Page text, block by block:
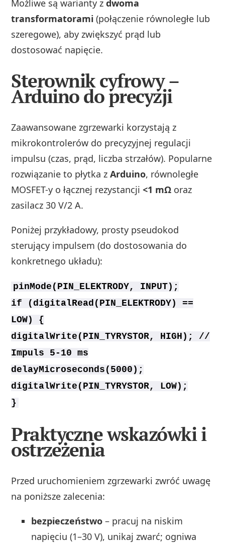
Możliwe są warianty zdwoma
transformatorami (połączenie równoległe lub
szeregowe), aby zwiększyć prąd lub
dostosować napięcie.
Sterownik cyfrowy –
Arduino do precyzji
Zaawansowane zgrzewarki korzystają z
mikrokontrolerów do precyzyjnej regulacji
impulsu (czas, prąd, liczba strzałów). Popularne
rozwiązanie to płytka zArduino, równoległe
MOSFET-y o łącznej rezystancji<1 mΩ oraz
zasilacz 30 V/2 A.
Poniżej przykładowy, prosty pseudokod
sterujący impulsem (do dostosowania do
konkretnego układu):
pinMode(PIN_ELEKTRODY, INPUT);
if (digitalRead(PIN_ELEKTRODY) ==
LOW) {
digitalWrite(PIN_TYRYSTOR, HIGH); //
Impuls 5-10 ms
delayMicroseconds(5000);
digitalWrite(PIN_TYRYSTOR, LOW);
}
Praktyczne wskazówki i
ostrzeżenia
Przed uruchomieniem zgrzewarki zwróć uwagę
na poniższe zalecenia:
bezpieczeństwo – pracuj na niskim
napięciu (1–30 V), unikaj zwarć; ogniwa